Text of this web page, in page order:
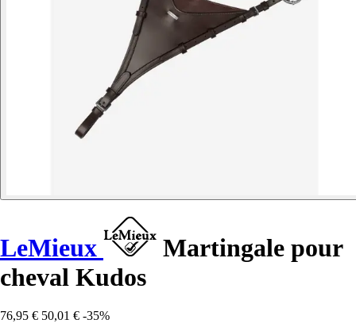
LeMieux
Martingale pour
cheval Kudos
76,95 € 50,01 € -35%